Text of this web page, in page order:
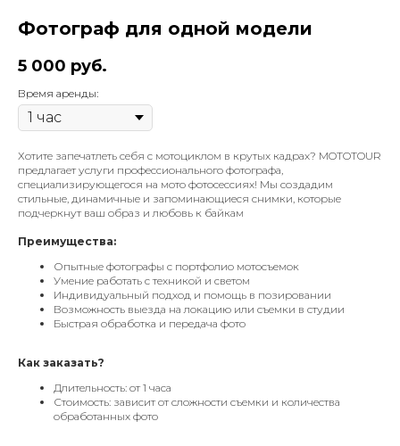
Фотограф для одной модели
5 000 руб.
Время аренды:
Хотите запечатлеть себя с мотоциклом в крутых кадрах? MOTOTOUR
предлагает услуги профессионального фотографа,
специализирующегося на мото фотосессиях! Мы создадим
стильные, динамичные и запоминающиеся снимки, которые
подчеркнут ваш образ и любовь к байкам
Преимущества:
Опытные фотографы с портфолио мотосъемок
Умение работать с техникой и светом
Индивидуальный подход и помощь в позировании
Возможность выезда на локацию или съемки в студии
Быстрая обработка и передача фото
Как заказать?
Длительность: от 1 часа
Стоимость: зависит от сложности съемки и количества
обработанных фото